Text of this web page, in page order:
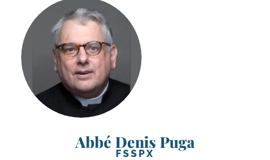
Abbé Denis Puga
FSSPX